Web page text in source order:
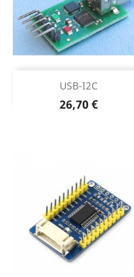
USB-I2C
Preço
26,70 €
DESCONTINUADO
DESCONTINUADO